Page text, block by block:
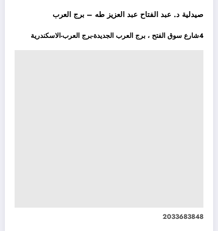
صيدلية د. عبد الفتاح عبد العزيز طه – برج العرب
4شارع سوق الفتح ، برج العرب الجديدة-برج العرب-الاسكندرية
2033683848